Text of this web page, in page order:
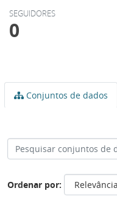
SEGUIDORES
0
Conjuntos de dados
Ordenar por